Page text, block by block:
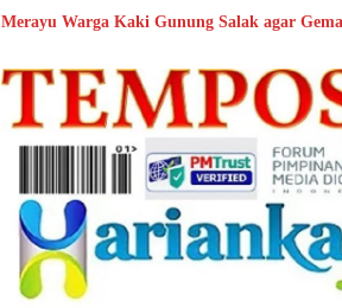
Merayu Warga Kaki Gunung Salak agar